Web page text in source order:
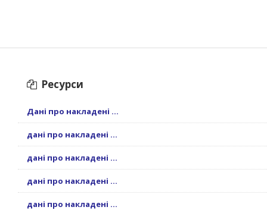
Ресурси
Дані про накладені ...
дані про накладені ...
дані про накладені ...
дані про накладені ...
дані про накладені ...